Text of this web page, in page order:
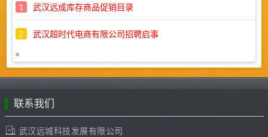
1 武汉远成库存商品促销目录
2 武汉超时代电商有限公司招聘启事
3 远成集团2022年五一劳动节放假通知
4 公司明天（4月25日）开始恢复正常作息时间
×
联系我们
武汉远城科技发展有限公司